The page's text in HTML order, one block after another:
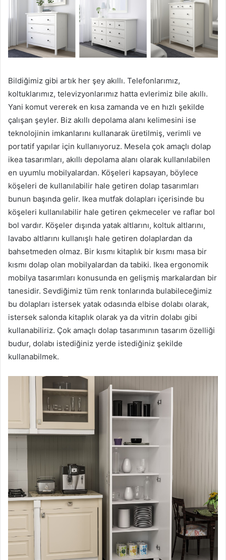
Bildiğimiz gibi artık her şey akıllı. Telefonlarımız,
koltuklarımız, televizyonlarımız hatta evlerimiz bile akıllı.
Yani komut vererek en kısa zamanda ve en hızlı şekilde
çalışan şeyler. Biz akıllı depolama alanı kelimesini ise
teknolojinin imkanlarını kullanarak üretilmiş, verimli ve
portatif yapılar için kullanıyoruz. Mesela çok amaçlı dolap
ikea tasarımları, akıllı depolama alanı olarak kullanılabilen
en uyumlu mobilyalardan. Köşeleri kapsayan, böylece
köşeleri de kullanılabilir hale getiren dolap tasarımları
bunun başında gelir. Ikea mutfak dolapları içerisinde bu
köşeleri kullanılabilir hale getiren çekmeceler ve raflar bol
bol vardır. Köşeler dışında yatak altlarını, koltuk altlarını,
lavabo altlarını kullanışlı hale getiren dolaplardan da
bahsetmeden olmaz. Bir kısmı kitaplık bir kısmı masa bir
kısmı dolap olan mobilyalardan da tabiki. Ikea ergonomik
mobilya tasarımları konusunda en gelişmiş markalardan bir
tanesidir. Sevdiğimiz tüm renk tonlarında bulabileceğimiz
bu dolapları istersek yatak odasında elbise dolabı olarak,
istersek salonda kitaplık olarak ya da vitrin dolabı gibi
kullanabiliriz. Çok amaçlı dolap tasarımının tasarım özelliği
budur, dolabı istediğiniz yerde istediğiniz şekilde
kullanabilmek.